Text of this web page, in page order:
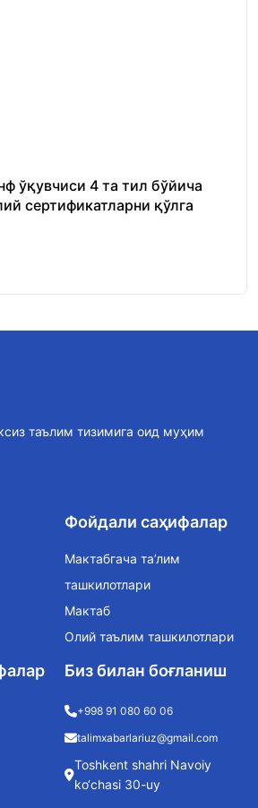
ўқувчиси 4 та тил бўйича
сертификатларни қўлга
таълим тизимига оид муҳим
Фойдали саҳифалар
Мактабгача та’лим
ташкилотлари
Мактаб
Олий таълим ташкилотлари
Биз билан боғланиш
+998 91 080 60 06
talimxabarlariuz@gmail.com
Toshkent shahri Navoiy
ko‘chasi 30-uy